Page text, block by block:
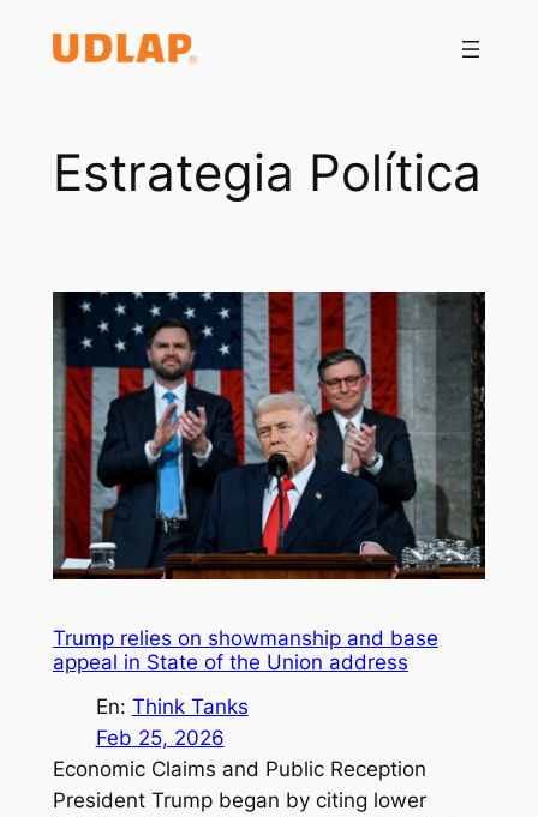
Estrategia Política
Trump relies on showmanship and base
appeal in State of the Union address
En: Think Tanks
Feb 25, 2026
Economic Claims and Public Reception
President Trump began by citing lower